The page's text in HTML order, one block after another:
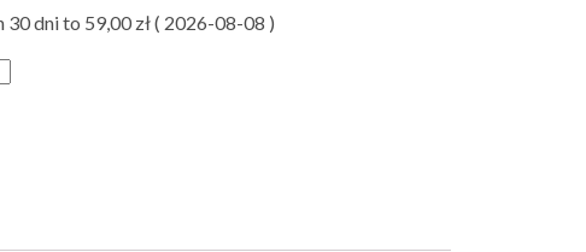
30 dni to 59,00 zł( 2026-08-08 )